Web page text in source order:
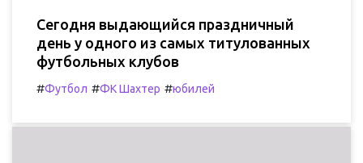
Сегодня выдающийся праздничный
день у одного из самых титулованных
футбольных клубов
#Футбол #ФК Шахтер #юбилей